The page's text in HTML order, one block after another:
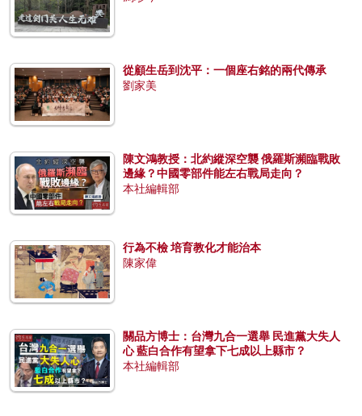
從顧生岳到沈平：一個座右銘的兩代傳承
劉家美
陳文鴻教授：北約縱深空襲 俄羅斯瀕臨戰敗
邊緣？中國零部件能左右戰局走向？
本社編輯部
行為不檢 培育教化才能治本
陳家偉
關品方博士：台灣九合一選舉 民進黨大失人
心 藍白合作有望拿下七成以上縣市？
本社編輯部